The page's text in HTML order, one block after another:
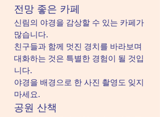
전망 좋은 카페
신림의 야경을 감상할 수 있는 카페가
많습니다.
친구들과 함께 멋진 경치를 바라보며
대화하는 것은 특별한 경험이 될 것입
니다.
야경을 배경으로 한 사진 촬영도 잊지
마세요.
공원 산책